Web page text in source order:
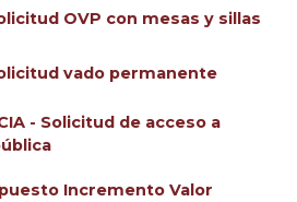
OVP con mesas y sillas
vado permanente
- Solicitud de acceso a
Incremento Valor